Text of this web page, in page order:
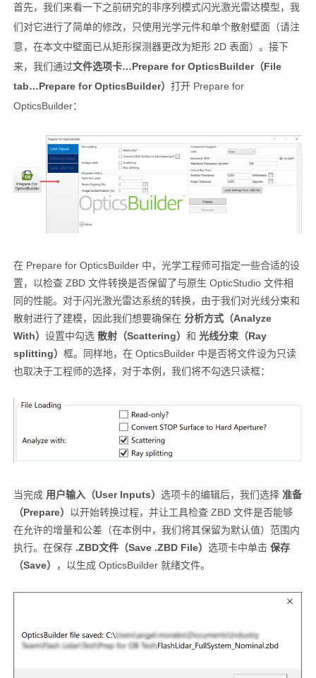
首先，我们来看一下之前研究的非序列模式闪光激光雷达模型，我
们对它进行了简单的修改，只使用光学元件和单个散射壁面（请注
意，在本文中壁面已从矩形探测器更改为矩形 2D 表面）。接下
来，我们通过文件选项卡…Prepare for OpticsBuilder（File
tab…Prepare for OpticsBuilder） 打开 Prepare for
OpticsBuilder：
在 Prepare for OpticsBuilder 中，光学工程师可指定一些合适的设
置，以检查 ZBD 文件转换是否保留了与原生 OpticStudio 文件相
同的性能。对于闪光激光雷达系统的转换，由于我们对光线分束和
散射进行了建模，因此我们想要确保在 分析方式（Analyze
With） 设置中勾选散射（Scattering） 和 光线分束（Ray
splitting） 框。同样地，在 OpticsBuilder 中是否将文件设为只读
也取决于工程师的选择，对于本例，我们将不勾选只读框：
当完成 用户输入（User Inputs） 选项卡的编辑后，我们选择 准备
（Prepare）
以开始转换过程，并让工具检查 ZBD 文件是否能够
在允许的增量和公差（在本例中，我们将其保留为默认值）范围内
执行。在保存 .ZBD文件（Save .ZBD File） 选项卡中单击 保存
（Save）
，以生成 OpticsBuilder 就绪文件。